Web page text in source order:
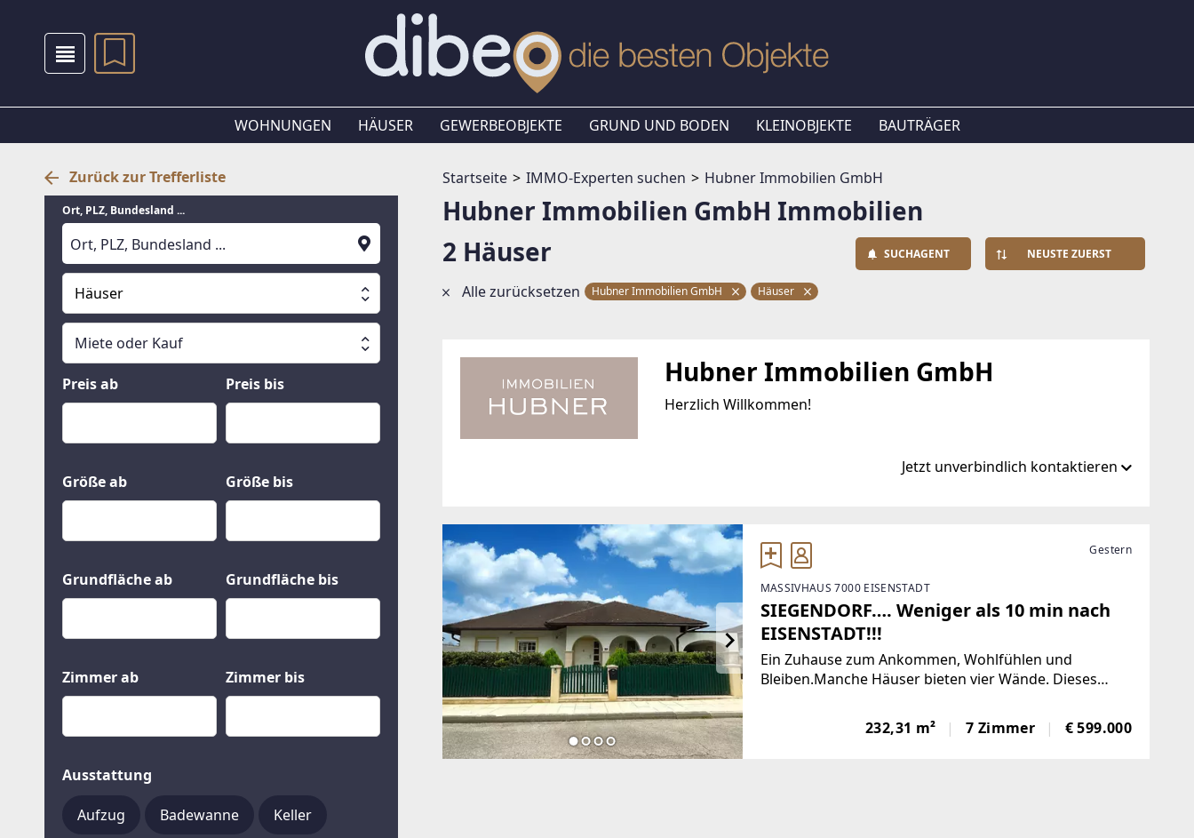
WOHNUNGEN HÄUSER GEWERBEOBJEKTE GRUND UND BODEN KLEINOBJEKTE BAUTRÄGER
Zurück zur Trefferliste
Ort, PLZ, Bundesland ...
Suche läuft
Häuser
Alle Immobilien
Häuser
Grund und Boden
Miete oder Kauf
Miete oder Kauf
Kauf
Preis ab Preis bis
Größe ab Größe bis
Grundfläche ab Grundfläche bis
Zimmer ab Zimmer bis
Ausstattung
Aufzug Badewanne Keller
Startseite IMMO-Experten suchen Hubner Immobilien GmbH
Hubner Immobilien GmbH Immobilien
2 Häuser
SUCHAGENT NEUSTE ZUERST
Alle zurücksetzen Hubner Immobilien GmbH Häuser
Hubner Immobilien GmbH
Herzlich Willkommen!
Jetzt unverbindlich kontaktieren
FRED-ZINNEMANN-PLATZ
4 Top 3.2
1030 Wien, Landstraße
TELEFON
0664/ 466 82 56
http://www.hubner-immobilien.com
EMAIL
office@hubner-immobilien.com
Gestern
MASSIVHAUS 7000 EISENSTADT
SIEGENDORF…. Weniger als 10 min nach
EISENSTADT!!!
Ein Zuhause zum Ankommen, Wohlfühlen und
Bleiben.Manche Häuser bieten vier Wände. Dieses
Wohngegend von Siegendorf erwartet Sie ein
außergewöhnlich gepflegtes Einfamilienhaus, das mit
232,31 m² 7 Zimmer € 599.000